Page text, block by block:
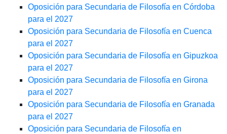
Oposición para Secundaria de Filosofía en Córdoba
para el 2027
Oposición para Secundaria de Filosofía en Cuenca
para el 2027
Oposición para Secundaria de Filosofía en Gipuzkoa
para el 2027
Oposición para Secundaria de Filosofía en Girona
para el 2027
Oposición para Secundaria de Filosofía en Granada
para el 2027
Oposición para Secundaria de Filosofía en